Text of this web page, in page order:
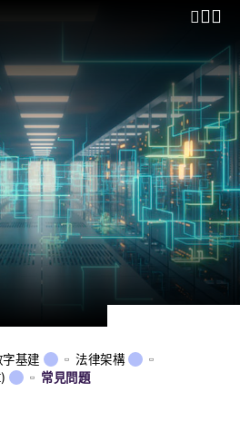
開啟行
字基建
法律架構
常見問題